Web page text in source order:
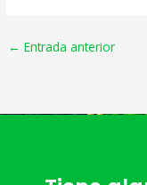
← Entrada anterior